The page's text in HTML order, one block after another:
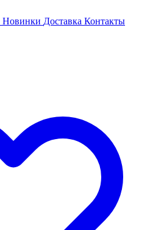
Новинки Доставка Контакты